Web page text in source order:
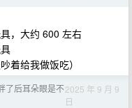
，大约 600 左右
着给我做饭吃）
了后耳朵眼是不2025 年 9 月 9
日